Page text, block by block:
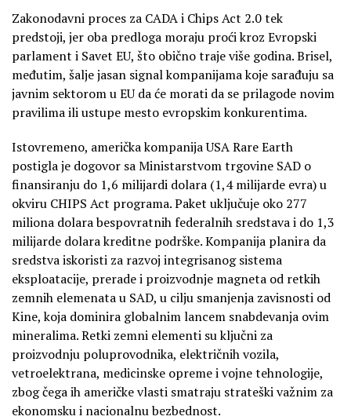
Zakonodavni proces za CADA i Chips Act 2.0 tek
predstoji, jer oba predloga moraju proći kroz Evropski
parlament i Savet EU, što obično traje više godina. Brisel,
međutim, šalje jasan signal kompanijama koje sarađuju sa
javnim sektorom u EU da će morati da se prilagode novim
pravilima ili ustupe mesto evropskim konkurentima.
Istovremeno, američka kompanija USA Rare Earth
postigla je dogovor sa Ministarstvom trgovine SAD o
finansiranju do 1,6 milijardi dolara (1,4 milijarde evra) u
okviru CHIPS Act programa. Paket uključuje oko 277
miliona dolara bespovratnih federalnih sredstava i do 1,3
milijarde dolara kreditne podrške. Kompanija planira da
sredstva iskoristi za razvoj integrisanog sistema
eksploatacije, prerade i proizvodnje magneta od retkih
zemnih elemenata u SAD, u cilju smanjenja zavisnosti od
Kine, koja dominira globalnim lancem snabdevanja ovim
mineralima. Retki zemni elementi su ključni za
proizvodnju poluprovodnika, električnih vozila,
vetroelektrana, medicinske opreme i vojne tehnologije,
zbog čega ih američke vlasti smatraju strateški važnim za
ekonomsku i nacionalnu bezbednost.